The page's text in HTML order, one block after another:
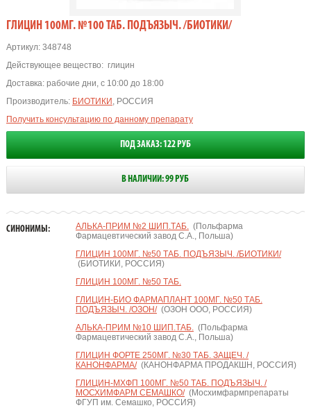
ГЛИЦИН 100МГ. №100 ТАБ. ПОДЪЯЗЫЧ. /БИОТИКИ/
Артикул:348748
Действующее вещество: глицин
Доставка: рабочие дни, с 10:00 до 18:00
Производитель: БИОТИКИ , РОССИЯ
Получить консультацию по данному препарату
ПОД ЗАКАЗ: 122 РУБ
В НАЛИЧИИ: 99 РУБ
СИНОНИМЫ: АЛЬКА-ПРИМ №2 ШИП.ТАБ.(Польфарма
Фармацевтический завод С.А., Польша)
ГЛИЦИН 100МГ. №50 ТАБ. ПОДЪЯЗЫЧ. /БИОТИКИ/
(БИОТИКИ, РОССИЯ)
ГЛИЦИН 100МГ. №50 ТАБ.
ГЛИЦИН-БИО ФАРМАПЛАНТ 100МГ. №50 ТАБ.
ПОДЪЯЗЫЧ. /ОЗОН/(ОЗОН ООО, РОССИЯ)
АЛЬКА-ПРИМ №10 ШИП.ТАБ.(Польфарма
Фармацевтический завод С.А., Польша)
ГЛИЦИН ФОРТЕ 250МГ. №30 ТАБ. ЗАЩЕЧ. /
КАНОНФАРМА/(КАНОНФАРМА ПРОДАКШН, РОССИЯ)
ГЛИЦИН-МХФП 100МГ. №50 ТАБ. ПОДЪЯЗЫЧ. /
МОСХИМФАРМ СЕМАШКО/(Мосхимфармпрепараты
ФГУП им. Семашко, РОССИЯ)